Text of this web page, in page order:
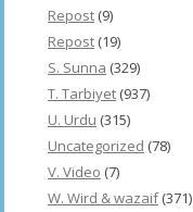
Repost (9)
Repost (19)
S. Sunna (329)
T. Tarbiyet (937)
U. Urdu (315)
Uncategorized (78)
V. Video (7)
W. Wird & wazaif(371)